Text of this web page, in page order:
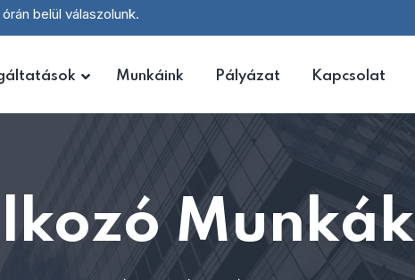
belül válaszolunk.
Munkáink Pályázat Kapcsolat
Munkák